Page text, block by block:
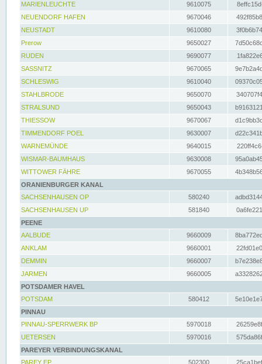
MARIENLEUCHTE
9610075
NEUENDORF HAFEN
9670046
NEUSTADT
9610080
Prerow
9650027
RUDEN
9690077
SASSNITZ
9670065
SCHLESWIG
9610040
STAHLBRODE
9650070
STRALSUND
9650043
THIESSOW
9670067
TIMMENDORF POEL
9630007
WARNEMÜNDE
9640015
WISMAR-BAUMHAUS
9630008
WITTOWER FÄHRE
9670055
ORANIENBURGER KANAL
SACHSENHAUSEN OP
580240
SACHSENHAUSEN UP
581840
PEENE
AALBUDE
9660009
ANKLAM
9660001
DEMMIN
9660007
JARMEN
9660005
POTSDAMER HAVEL
POTSDAM
580412
PINNAU
PINNAU-SPERRWERK BP
5970018
UETERSEN
5970016
PAREYER VERBINDUNGSKANAL
PAREY EP
502300